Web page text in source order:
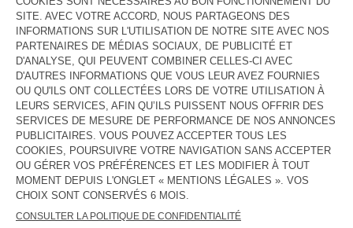
GUIDE DES TAILLES
Livraison estiméeentre le mercredi 12 août et le vendredi 14
août
AJOUTER AU PANIER
DESCRIPTION
TAILLE ET COUPE
COMPOSITION
ENTRETIEN
TRAÇABILITÉ